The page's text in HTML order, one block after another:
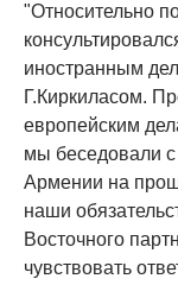
"Относительно
иностранным
Г.Киркиласом.
европейским
мы беседовали
Армении на
наши
Восточного
чувствовать